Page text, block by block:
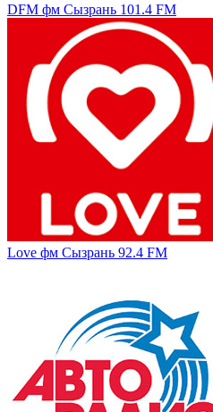
DFM фм Сызрань 101.4 FM
Love фм Сызрань 92.4 FM